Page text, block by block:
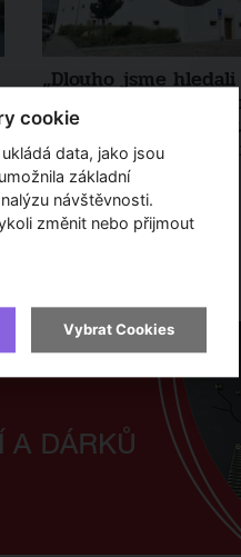
„Dlouho jsme
toho, jakým
zpracovat a
říká architekt
Kozumplík
10 m 43 s
cookie
data, jako jsou
základní
návštěvnosti.
změnit nebo přijmout
Vybrat Cookies